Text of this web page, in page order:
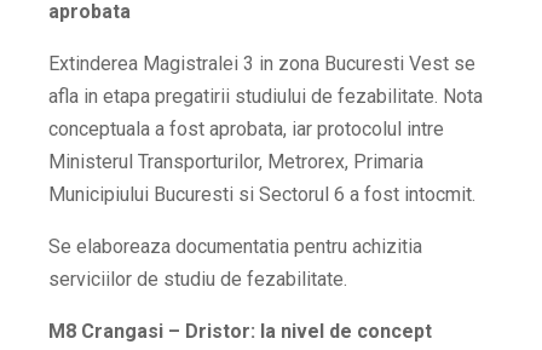
aprobata
Extinderea Magistralei 3 in zona Bucuresti Vest se
afla in etapa pregatirii studiului de fezabilitate. Nota
conceptuala a fost aprobata, iar protocolul intre
Ministerul Transporturilor, Metrorex, Primaria
Municipiului Bucuresti si Sectorul 6 a fost intocmit.
Se elaboreaza documentatia pentru achizitia
serviciilor de studiu de fezabilitate.
M8 Crangasi – Dristor: la nivel de concept